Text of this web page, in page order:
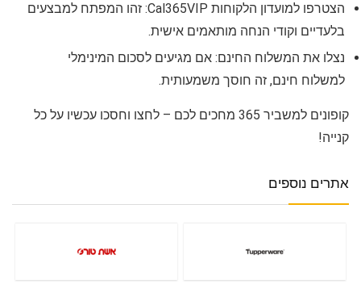
הצטרפו למועדון הלקוחות Cal365VIP: זהו המפתח למבצעים
בלעדיים וקודי הנחה מותאמים אישית.
נצלו את המשלוח החינם: אם מגיעים לסכום המינימלי
למשלוח חינם, זה חוסך משמעותית.
קופונים למשביר 365 מחכים לכם – לחצו וחסכו עכשיו על כל
קנייה!
אתרים נוספים